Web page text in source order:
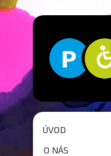
ÚVOD
O NÁS